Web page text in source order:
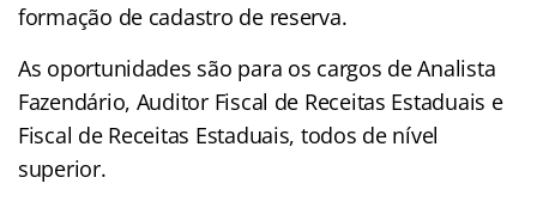
formação de cadastro de reserva.
As oportunidades são para os cargos de Analista
Fazendário, Auditor Fiscal de Receitas Estaduais e
Fiscal de Receitas Estaduais, todos de nível
superior.